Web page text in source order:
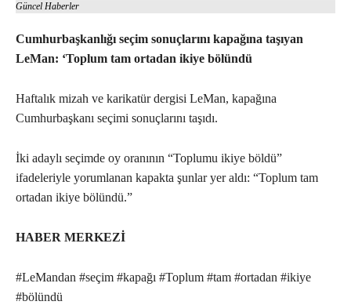
Güncel Haberler
Cumhurbaşkanlığı seçim sonuçlarını kapağına taşıyan
LeMan: ‘Toplum tam ortadan ikiye bölündü
Haftalık mizah ve karikatür dergisi LeMan, kapağına
Cumhurbaşkanı seçimi sonuçlarını taşıdı.
İki adaylı seçimde oy oranının “Toplumu ikiye böldü”
ifadeleriyle yorumlanan kapakta şunlar yer aldı: “Toplum tam
ortadan ikiye bölündü.”
HABER MERKEZİ
#LeMandan #seçim #kapağı #Toplum #tam #ortadan #ikiye
#bölündü